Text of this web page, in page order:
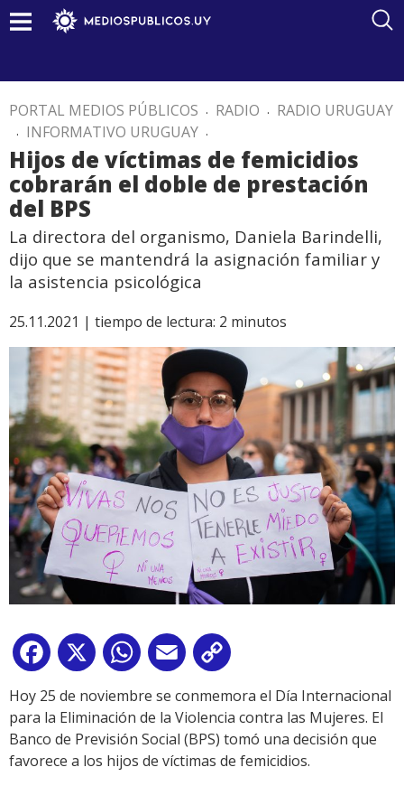
PORTAL MEDIOS PÚBLICOS . RADIO . RADIO URUGUAY
. INFORMATIVO URUGUAY .
Hijos de víctimas de femicidios
cobrarán el doble de prestación
del BPS
La directora del organismo, Daniela Barindelli,
dijo que se mantendrá la asignación familiar y
la asistencia psicológica
25.11.2021 | tiempo de lectura: 2 minutos
Facebook
X WhatsApp
Email
Link
Hoy 25 de noviembre se conmemora el Día Internacional
para la Eliminación de la Violencia contra las Mujeres. El
Banco de Previsión Social (BPS) tomó una decisión que
favorece a los hijos de víctimas de femicidios.